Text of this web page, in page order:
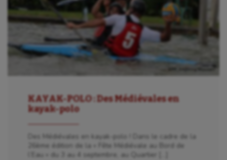
Wakeboard
Water-polo
KAYAK-POLO : Des Médiévales en
kayak-polo
Des Médiévales en kayak-polo ! Dans le cadre de la
26ème édition de la « Fête Médiévale au Bord de
l’Eau » du 3 au 4 septembre, au Quartier […]